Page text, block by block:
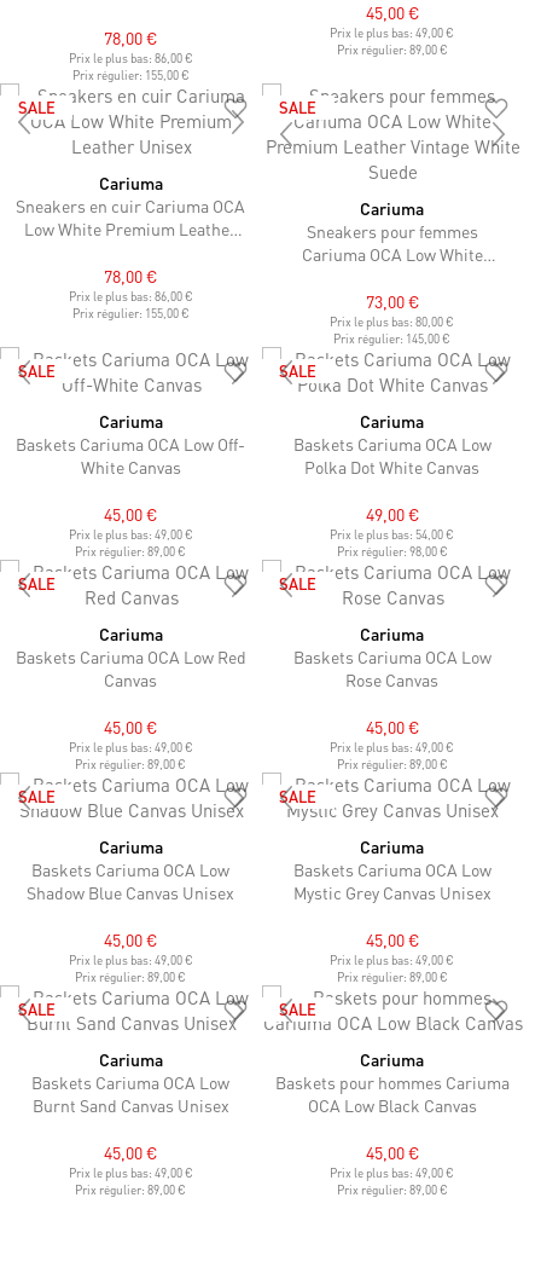
78,00 €
Prix le plus bas: 86,00 €
Prix régulier: 155,00 €
45,00 €
Prix le plus bas:49,00 €
Prix régulier: 89,00 €
SALE
Cariuma
Sneakers en cuir Cariuma OCA
Low White Premium Leather
78,00 €
Prix le plus bas: 86,00 €
Prix régulier: 155,00 €
SALE
Cariuma
Sneakers pour femmes
Cariuma OCA Low White
White Suede
73,00 €
Prix le plus bas:80,00 €
Prix régulier: 145,00 €
SALE
Cariuma
Baskets Cariuma OCA Low Off-
White Canvas
45,00 €
Prix le plus bas: 49,00 €
Prix régulier:89,00 €
SALE
Cariuma
Baskets Cariuma OCA Low
Polka Dot White Canvas
49,00 €
Prix le plus bas: 54,00 €
Prix régulier: 98,00 €
SALE
Cariuma
Baskets Cariuma OCA Low Red
Canvas
45,00 €
Prix le plus bas: 49,00 €
Prix régulier:89,00 €
SALE
Cariuma
Baskets Cariuma OCA Low
Rose Canvas
45,00 €
Prix le plus bas:49,00 €
Prix régulier: 89,00 €
SALE
Cariuma
Baskets Cariuma OCA Low
Shadow Blue Canvas Unisex
45,00 €
Prix le plus bas: 49,00 €
Prix régulier:89,00 €
SALE
Cariuma
Baskets Cariuma OCA Low
Mystic Grey Canvas Unisex
45,00 €
Prix le plus bas:49,00 €
Prix régulier: 89,00 €
SALE
Cariuma
Baskets Cariuma OCA Low
Burnt Sand Canvas Unisex
45,00 €
Prix le plus bas: 49,00 €
Prix régulier:89,00 €
SALE
Cariuma
Baskets pour hommes Cariuma
OCA Low Black Canvas
45,00 €
Prix le plus bas:49,00 €
Prix régulier: 89,00 €